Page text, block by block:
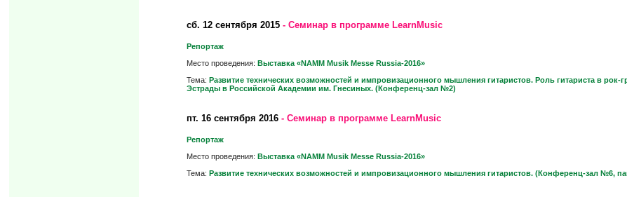
сб. 12 сентября 2015- Семинар в программе LearnMusic
Репортаж
Место проведения: Выставка «NAMM Musik Messe Russia-2016»
Тема: Развитие технических возможностей и импровизационного мышления гитаристов. Роль гитариста в
Эстрады в Российской Академии им. Гнесиных. (Конференц-зал №2)
пт. 16 сентября 2016- Семинар в программе LearnMusic
Репортаж
Место проведения: Выставка «NAMM Musik Messe Russia-2016»
Тема: Развитие технических возможностей и импровизационного мышления гитаристов. (Конференц-зал №6,